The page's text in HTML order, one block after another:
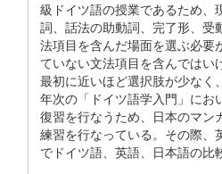
級ドイツ語の授業であるため、
詞、話法の助動詞、完了形、受
法項目を含んだ場面を選ぶ必要
ていない文法項目を含んではい
最初に近いほど選択肢が少なく
年次の「ドイツ語学入門」にお
復習を行なうため、日本のマン
練習を行なっている。その際、
でドイツ語、英語、日本語の比